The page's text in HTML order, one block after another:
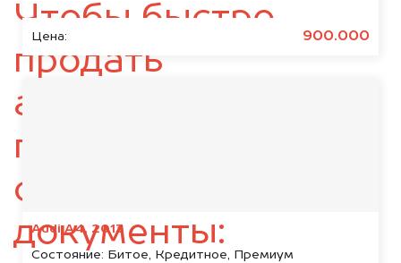
Цена: 900.000
Audi A4, 2013
Состояние: Битое, Кредитное, Премиум
Чтобы быстро
продать
автомобиль,
подготовьте
следующие
документы: